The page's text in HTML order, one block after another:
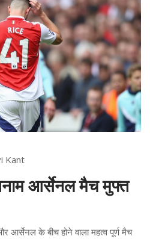
Kant
आर्सेनल मैच मुफ्त
आर्सेनल के बीच होने वाला महत्व पूर्ण मैच